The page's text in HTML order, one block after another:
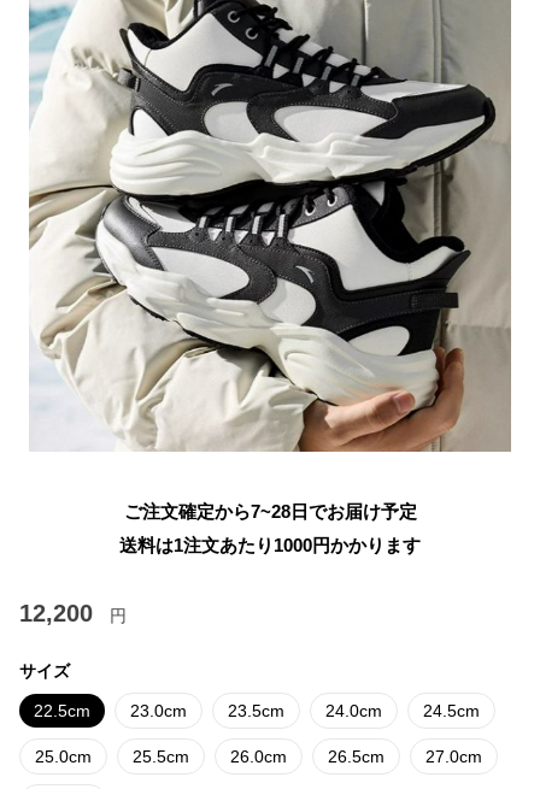
ご注文確定から7~28日でお届け予定
送料は1注文あたり 1000円かかります
12,200 円
サイズ
22.5cm 23.0cm 23.5cm 24.0cm 24.5cm
25.0cm 25.5cm 26.0cm 26.5cm 27.0cm